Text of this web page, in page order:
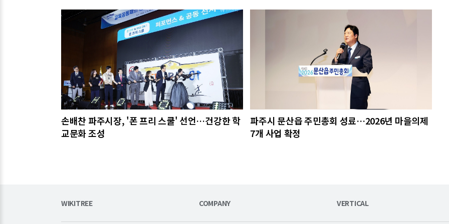
관련기사
손배찬 파주시장, '폰 프리 스쿨' 선언…건강한 학
교문화 조성
파주시 문산읍 주민총회 성료…2026년 마을의제
7개 사업 확정
WIKITREE COMPANY VERTICAL